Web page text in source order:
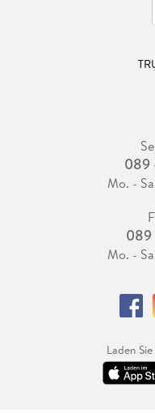
089
Mo. -
089
Mo. -
Laden